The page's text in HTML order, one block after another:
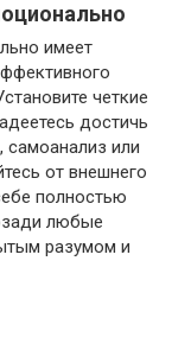
имеет
четкие
достичь
самоанализ или
от внешнего
полностью
любые
разумом и